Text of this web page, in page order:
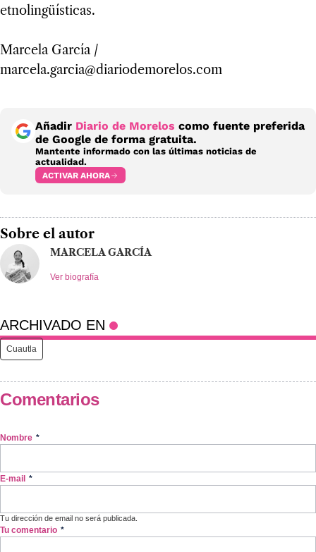
etnolingüísticas.
Marcela García /
marcela.garcia@diariodemorelos.com
Añadir Diario de Morelos como fuente preferida
de Google de forma gratuita.
Mantente informado con las últimas noticias de
actualidad.
ACTIVAR AHORA
Sobre el autor
MARCELA GARCÍA
Ver biografía
ARCHIVADO EN
Cuautla
Comentarios
Nombre *
E-mail *
Tu dirección de email no será publicada.
Tu comentario *